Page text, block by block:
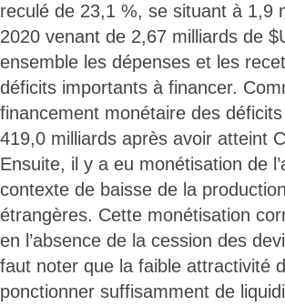
reculé de 23,1 %, se situant à 1,9
2020 venant de 2,67 milliards de
ensemble les dépenses et les
déficits importants à financer.
financement monétaire des
419,0 milliards après avoir atteint
Ensuite, il y a eu monétisation de
contexte de baisse de la
étrangères. Cette monétisation
en l’absence de la cession des
faut noter que la faible attractivité
ponctionner suffisamment de